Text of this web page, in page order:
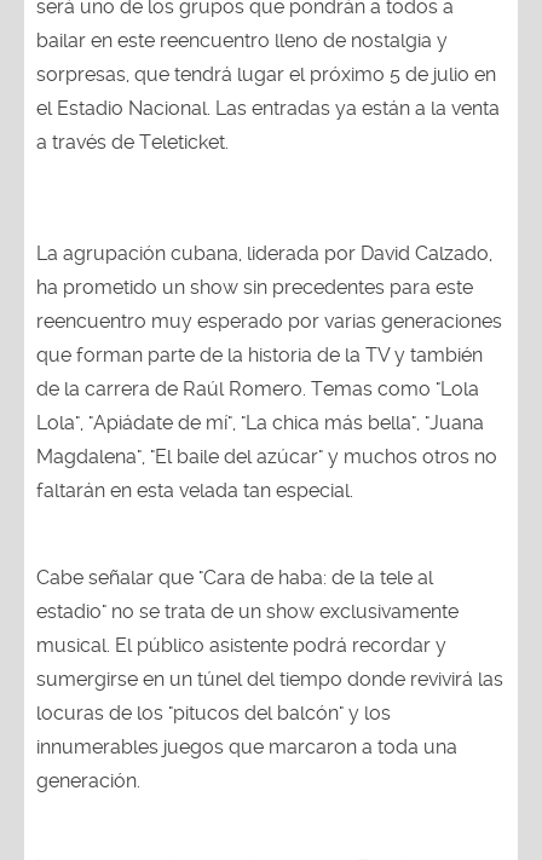
bailar en este reencuentro lleno de nostalgia y
sorpresas, que tendrá lugar el próximo 5 de julio en
el Estadio Nacional. Las entradas ya están a la venta
a través de Teleticket.
ha prometido un show sin precedentes para este
reencuentro muy esperado por varias generaciones
que forman parte de la historia de la TV y también
de la carrera de Raúl Romero. Temas como "Lola
Lola", "Apiádate de mí", "La chica más bella", "Juana
Magdalena", "El baile del azúcar" y muchos otros no
faltarán en esta velada tan especial.
estadio" no se trata de un show exclusivamente
musical. El público asistente podrá recordar y
sumergirse en un túnel del tiempo donde revivirá las
locuras de los "pitucos del balcón" y los
innumerables juegos que marcaron a toda una
generación.